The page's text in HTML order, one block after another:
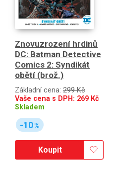
Znovuzrození hrdinů
DC: Batman Detective
Comics 2: Syndikát
obětí (brož.)
Základní cena: 299 Kč
Vaše cena s DPH: 269 Kč
Skladem
-10%
Koupit